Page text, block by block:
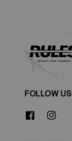
FOLLOW US